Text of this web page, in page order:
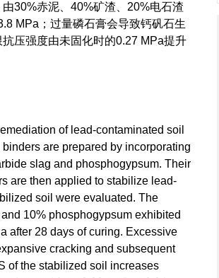
30%赤泥、40%矿渣、20%电石渣
MPa；过量磷石膏会导致钙矾石生
压强度由未固化时的0.27 MPa提升
of lead-contaminated soil
are prepared by incorporating
slag and phosphogypsum. Their
are then applied to stabilize lead-
soil were evaluated. The
10% phosphogypsum exhibited
after 28 days of curing. Excessive
cracking and subsequent
of the stabilized soil increases